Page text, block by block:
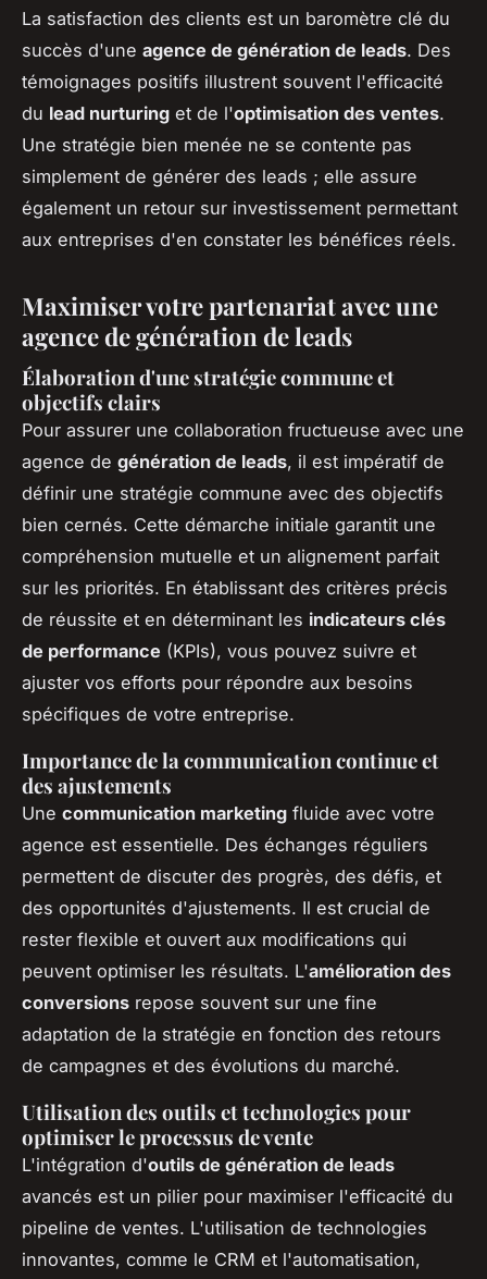
La satisfaction des clients est un baromètre clé du
succès d'une agence de génération de leads. Des
témoignages positifs illustrent souvent l'efficacité
du lead nurturing et de l'optimisation des ventes.
Une stratégie bien menée ne se contente pas
simplement de générer des leads ; elle assure
également un retour sur investissement permettant
aux entreprises d'en constater les bénéfices réels.
Maximiser votre partenariat avec une
agence de génération de leads
Élaboration d'une stratégie commune et
objectifs clairs
Pour assurer une collaboration fructueuse avec une
agence de génération de leads, il est impératif de
définir une stratégie commune avec des objectifs
bien cernés. Cette démarche initiale garantit une
compréhension mutuelle et un alignement parfait
sur les priorités. En établissant des critères précis
de réussite et en déterminant les indicateurs clés
de performance (KPIs), vous pouvez suivre et
ajuster vos efforts pour répondre aux besoins
spécifiques de votre entreprise.
Importance de la communication continue et
des ajustements
Une communication marketing fluide avec votre
agence est essentielle. Des échanges réguliers
permettent de discuter des progrès, des défis, et
des opportunités d'ajustements. Il est crucial de
rester flexible et ouvert aux modifications qui
peuvent optimiser les résultats. L'amélioration des
conversions repose souvent sur une fine
adaptation de la stratégie en fonction des retours
de campagnes et des évolutions du marché.
Utilisation des outils et technologies pour
optimiser le processus de vente
L'intégration d'outils de génération de leads
avancés est un pilier pour maximiser l'efficacité du
pipeline de ventes. L'utilisation de technologies
innovantes, comme le CRM et l'automatisation,